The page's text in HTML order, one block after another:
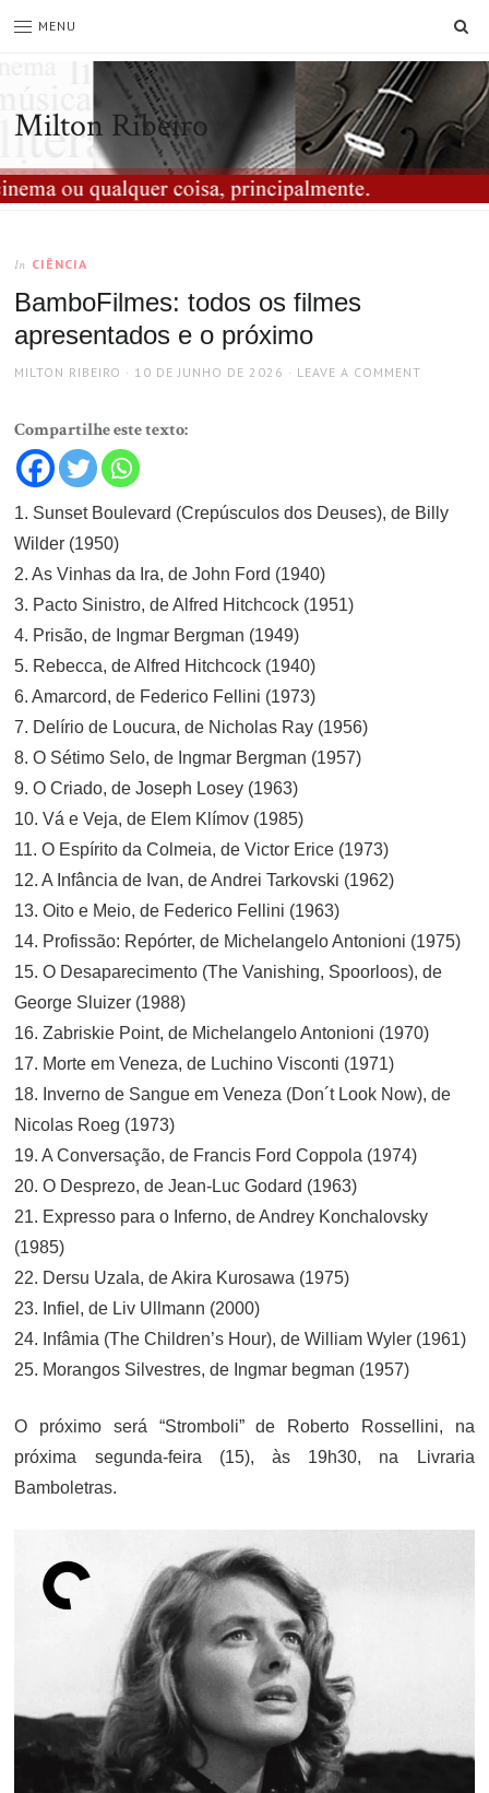
MENU
Milton Ribeiro
In CIÊNCIA
BamboFilmes: todos os filmes
apresentados e o próximo
AUTHOR
MILTON RIBEIRO
POSTED
10 DE JUNHO DE 2026 LEAVE A COMMENT
Compartilhe este texto:
1. Sunset Boulevard (Crepúsculos dos Deuses), de Billy
Wilder (1950)
2. As Vinhas da Ira, de John Ford (1940)
3. Pacto Sinistro, de Alfred Hitchcock (1951)
4. Prisão, de Ingmar Bergman (1949)
5. Rebecca, de Alfred Hitchcock (1940)
6. Amarcord, de Federico Fellini (1973)
7. Delírio de Loucura, de Nicholas Ray (1956)
8. O Sétimo Selo, de Ingmar Bergman (1957)
9. O Criado, de Joseph Losey (1963)
10. Vá e Veja, de Elem Klímov (1985)
11. O Espírito da Colmeia, de Victor Erice (1973)
12. A Infância de Ivan, de Andrei Tarkovski (1962)
13. Oito e Meio, de Federico Fellini (1963)
14. Profissão: Repórter, de Michelangelo Antonioni (1975)
15. O Desaparecimento (The Vanishing, Spoorloos), de
George Sluizer (1988)
16. Zabriskie Point, de Michelangelo Antonioni (1970)
17. Morte em Veneza, de Luchino Visconti (1971)
18. Inverno de Sangue em Veneza (Don´t Look Now), de
Nicolas Roeg (1973)
19. A Conversação, de Francis Ford Coppola (1974)
20. O Desprezo, de Jean-Luc Godard (1963)
21. Expresso para o Inferno, de Andrey Konchalovsky
(1985)
22. Dersu Uzala, de Akira Kurosawa (1975)
23. Infiel, de Liv Ullmann (2000)
24. Infâmia (The Children’s Hour), de William Wyler (1961)
25. Morangos Silvestres, de Ingmar begman (1957)
O próximo será “Stromboli” de Roberto Rossellini, na
próxima segunda-feira (15), às 19h30, na Livraria
Bamboletras.